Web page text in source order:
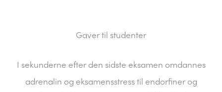
Gaver til studenter
I sekunderne efter den sidste eksamen omdannes
adrenalin og eksamensstress til endorfiner og